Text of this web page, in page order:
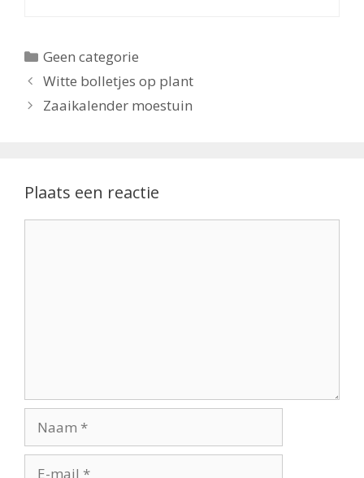
Categorieën
Geen categorie
Witte bolletjes op plant
Zaaikalender moestuin
Plaats een reactie